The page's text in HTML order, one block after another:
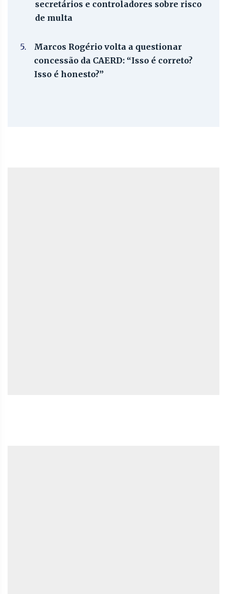
secretários e controladores sobre risco
de multa
5.
Marcos Rogério volta a questionar
concessão da CAERD: “Isso é correto?
Isso é honesto?”